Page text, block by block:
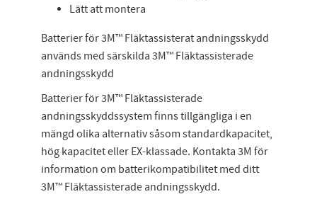
Lätt att montera
Batterier för 3M™ Fläktassisterat andningsskydd
används med särskilda 3M™ Fläktassisterade
andningsskydd
Batterier för 3M™ Fläktassisterade
andningsskyddssystem finns tillgängliga i en
mängd olika alternativ såsom standardkapacitet,
hög kapacitet eller EX-klassade. Kontakta 3M för
information om batterikompatibilitet med ditt
3M™ Fläktassisterade andningsskydd.